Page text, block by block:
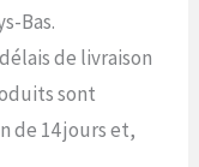
Bas.
de livraison
sont
de 14 jours et,